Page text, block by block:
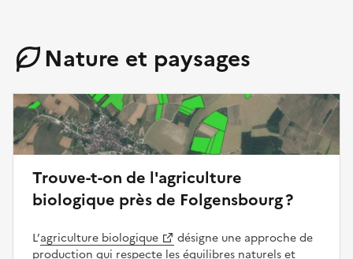
Nature et paysages
Trouve-t-on de l'agriculture
biologique près de Folgensbourg ?
L’agriculture biologique
désigne une approche de
production qui respecte les équilibres naturels et